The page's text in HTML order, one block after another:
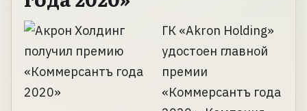
ГК «Akron Holding»
удостоен главной
премии
«Коммерсантъ года